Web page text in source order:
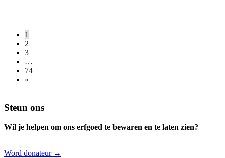
1
2
3
…
74
»
Footer
Steun ons
Wil je helpen om ons erfgoed te bewaren en te laten zien?
Word donateur →